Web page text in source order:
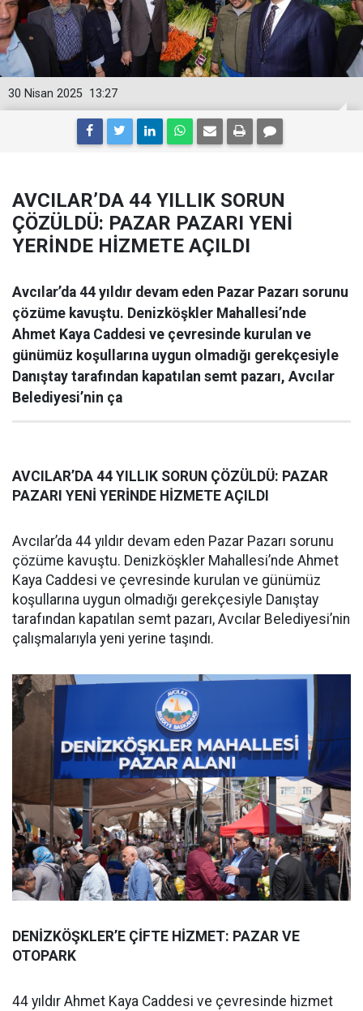
13:27
30 Nisan 2025
AVCILAR’DA 44 YILLIK SORUN
ÇÖZÜLDÜ: PAZAR PAZARI YENİ
YERİNDE HİZMETE AÇILDI
Avcılar’da 44 yıldır devam eden Pazar Pazarı sorunu
çözüme kavuştu. Denizköşkler Mahallesi’nde
Ahmet Kaya Caddesi ve çevresinde kurulan ve
günümüz koşullarına uygun olmadığı gerekçesiyle
Danıştay tarafından kapatılan semt pazarı, Avcılar
Belediyesi’nin ça
AVCILAR’DA 44 YILLIK SORUN ÇÖZÜLDÜ: PAZAR
PAZARI YENİ YERİNDE HİZMETE AÇILDI
Avcılar’da 44 yıldır devam eden Pazar Pazarı sorunu
çözüme kavuştu. Denizköşkler Mahallesi’nde Ahmet
Kaya Caddesi ve çevresinde kurulan ve günümüz
koşullarına uygun olmadığı gerekçesiyle Danıştay
tarafından kapatılan semt pazarı, Avcılar Belediyesi’nin
çalışmalarıyla yeni yerine taşındı.
DENİZKÖŞKLER’E ÇİFTE HİZMET: PAZAR VE
OTOPARK
44 yıldır Ahmet Kaya Caddesi ve çevresinde hizmet